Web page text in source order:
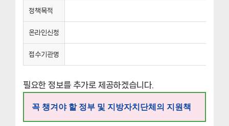
정책목적
온라인신청
접수기관명
필요한 정보를 추가로 제공하겠습니다.
꼭 챙겨야 할 정부 및 지방자치단체의 지원책